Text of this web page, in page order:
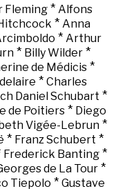
Fleming* Alfons
* Anna
* Arthur
* Billy Wilder *
de Médicis*
* Charles
Daniel Schubart *
de Poitiers * Diego
Vigée-Lebrun*
* Franz Schubert *
Frederick Banting *
de La Tour *
Tiepolo * Gustave